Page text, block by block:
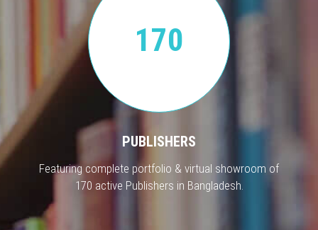
170
PUBLISHERS
Featuring complete portfolio & virtual showroom of
170 active Publishers in Bangladesh.